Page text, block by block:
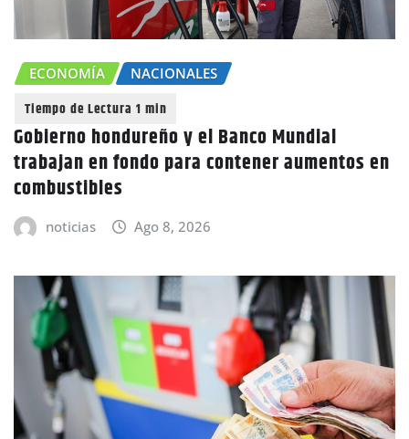
ECONOMÍA NACIONALES
Gobierno hondureño y el Banco Mundial
trabajan en fondo para contener aumentos en
combustibles
noticias Ago 8, 2026